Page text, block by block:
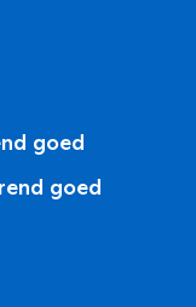
goed
goed